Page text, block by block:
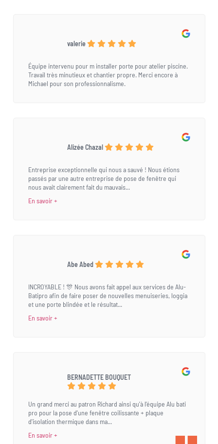
valerie
Équipe intervenu pour m installer porte pour atelier piscine.
Travail très minutieux et chantier propre. Merci encore à
Michael pour son professionnalisme.
Alizée Chazal
Entreprise exceptionnelle qui nous a sauvé ! Nous étions
passés par une autre entreprise de pose de fenêtre qui
nous avait clairement fait du mauvais...
En savoir +
Abe Abed
INCROYABLE ! 🎊 Nous avons fait appel aux services de Alu-
Batipro afin de faire poser de nouvelles menuiseries, loggia
et une porte blindée et le résultat...
En savoir +
BERNADETTE BOUQUET
Un grand merci au patron Richard ainsi qu'à l'équipe Alu bati
pro pour la pose d'une fenêtre coilissante + plaque
d'isolation thermique dans ma...
En savoir +